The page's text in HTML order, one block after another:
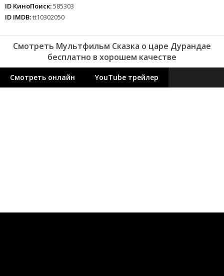
ID КиноПоиск:585303
ID IMDB:tt10302050
Смотреть Мультфильм Сказка о царе Дурандае
бесплатно в хорошем качестве
Смотреть онлайн YouTube трейлер